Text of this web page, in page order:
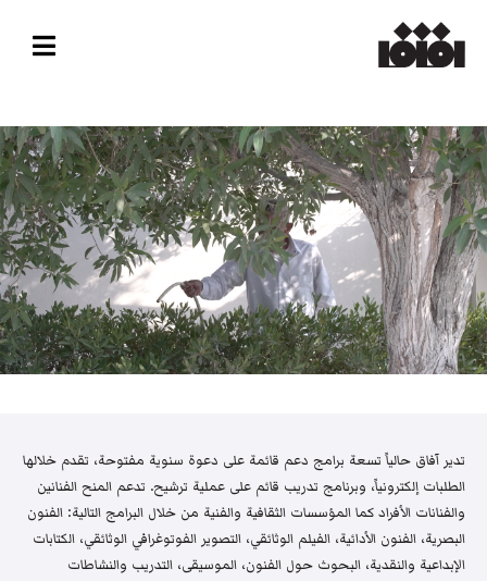
تدير آفاق حالياً تسعة برامج دعم قائمة على دعوة سنوية مفتوحة، تقدم خلالها
الطلبات إلكترونياً، وبرنامج تدريب قائم على عملية ترشيح. تدعم المنح الفنانين
والفنانات الأفراد كما المؤسسات الثقافية والفنية من خلال البرامج التالية: الفنون
البصرية، الفنون الأدائية، الفيلم الوثائقي، التصوير الفوتوغرافي الوثائقي، الكتابات
الإبداعية والنقدية، البحوث حول الفنون، الموسيقى، التدريب والنشاطات